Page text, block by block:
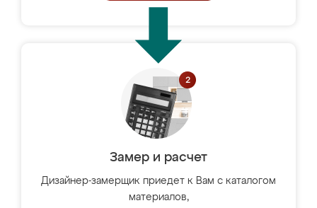
Замер и расчет
Дизайнер-замерщик приедет к Вам с каталогом
материалов,